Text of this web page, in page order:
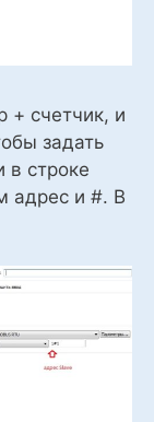
+ счетчик, и
задать
в строке
адрес и #. В